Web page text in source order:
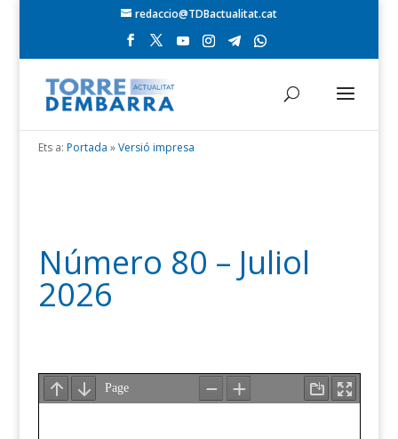
redaccio@TDBactualitat.cat
Ets a: Portada »Versió impresa
Número 80 – Juliol
2026